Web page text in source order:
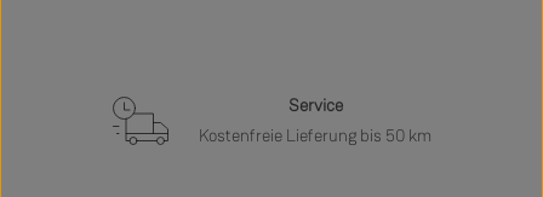
Service
Kostenfreie Lieferung bis 50 km